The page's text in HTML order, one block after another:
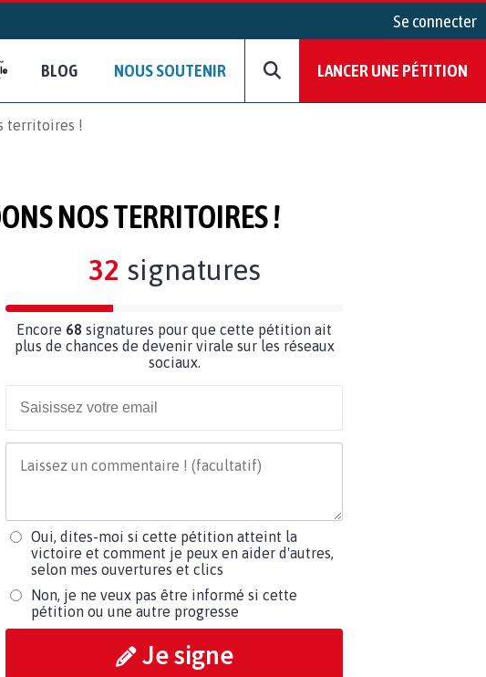
Se connecter
BLOG NOUS SOUTENIR LANCER UNE PÉTITION
territoires !
NOS TERRITOIRES !
32 signatures
Encore 68 signatures pour que cette pétition ait
plus de chances de devenir virale sur les réseaux
sociaux.
Oui, dites-moi si cette pétition atteint la
victoire et comment je peux en aider d'autres,
selon mes ouvertures et clics
Non, je ne veux pas être informé si cette
pétition ou une autre progresse
Je signe